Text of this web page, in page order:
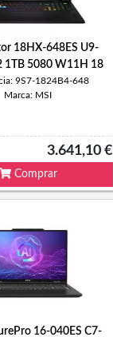
18HX-648ES U9-
1TB 5080 W11H 18
9S7-1824B4-648
Marca: MSI
3.641,10 €
Comprar
16-040ES C7-